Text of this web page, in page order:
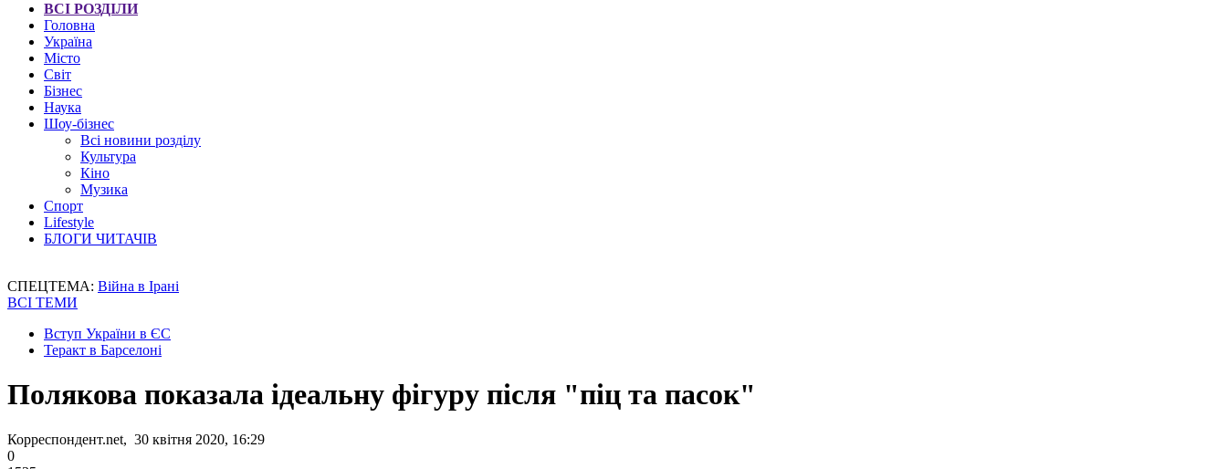
ВСІ РОЗДІЛИ
Головна
Україна
Місто
Світ
Бізнес
Наука
Шоу-бізнес
Всі новини розділу
Культура
Кіно
Музика
Спорт
Lifestyle
БЛОГИ ЧИТАЧІВ
СПЕЦТЕМА: Війна в Ірані
ВСІ ТЕМИ
Вступ України в ЄС
Теракт в Барселоні
Полякова показала ідеальну фігуру після "піц та пасок"
Корреспондент.net, 30 квітня 2020, 16:29
0